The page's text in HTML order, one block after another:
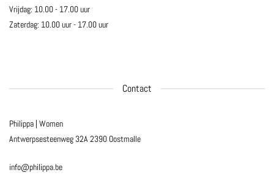
Contact
Philippa | Women
Antwerpsesteenweg 32A2390 Oostmalle
info@philippa.be
Vrijdag: 10.00 - 17.00 uur
Zaterdag: 10.00 uur - 17.00 uur